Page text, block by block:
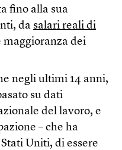
fino alla sua
da salari reali di
maggioranza dei
negli ultimi 14 anni,
su dati
del lavoro, e
– che ha
Uniti, di essere